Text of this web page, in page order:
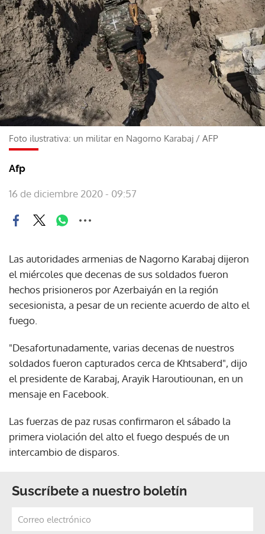
Foto ilustrativa: un militar en Nagorno Karabaj / AFP
Afp
16 de diciembre 2020 - 09:57
Las autoridades armenias de Nagorno Karabaj dijeron
el miércoles que decenas de sus soldados fueron
hechos prisioneros por Azerbaiyán en la región
secesionista, a pesar de un reciente acuerdo de alto el
fuego.
"Desafortunadamente, varias decenas de nuestros
soldados fueron capturados cerca de Khtsaberd", dijo
el presidente de Karabaj, Arayik Haroutiounan, en un
mensaje en Facebook.
Las fuerzas de paz rusas confirmaron el sábado la
primera violación del alto el fuego después de un
intercambio de disparos.
Suscríbete a nuestro boletín